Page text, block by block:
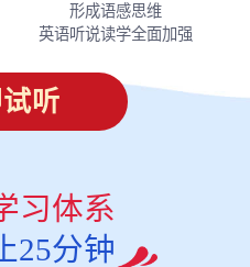
形成语感思维
英语听说读学全面加强
听
习体系
25分钟